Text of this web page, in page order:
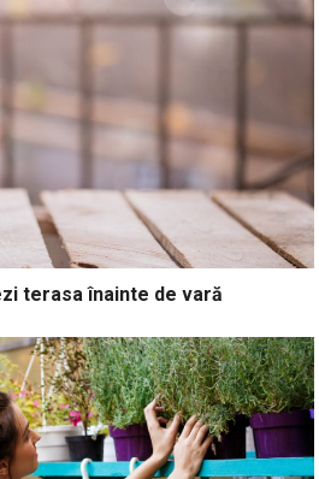
terasa înainte de vară